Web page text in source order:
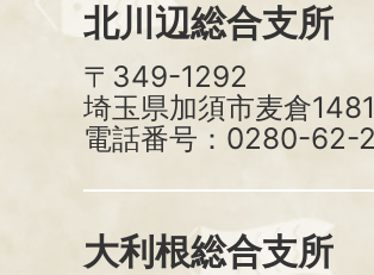
北川辺総合支所
〒349-1292
埼玉県加須市麦倉
電話番号：0280-62-
大利根総合支所